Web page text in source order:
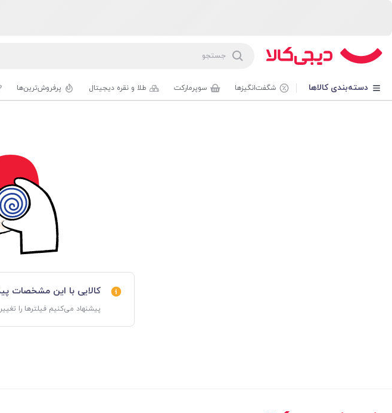
دسته‌بندی کالاها شگفت‌انگیزها سوپرمارکت طلا و نقره دیجیتال پرفروش‌ترین‌ها
کالایی با این مشخصات
پیشنهاد می‌کنیم فیلترها را